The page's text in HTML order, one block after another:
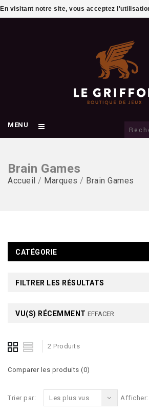
MENU
Brain Games
Accueil / Marques / Brain Games
CATÉGORIE
FILTRER LES RÉSULTATS
VU(S) RÉCEMMENT EFFACER
2 Produits
Comparer les produits (0)
Trier par: Les plus vus Afficher:
En visitant notre site, vous acceptez